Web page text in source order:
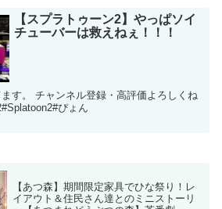
【スプラトゥーン2】やっぱソイ
チューバーは救えねぇ！！！
す。 チャンネル登録・高評価よろしくね
ぴょん​​
【あつ森】期間限定家具でひな祭り！レ
イアウト＆住民さん達とのミニストーリ